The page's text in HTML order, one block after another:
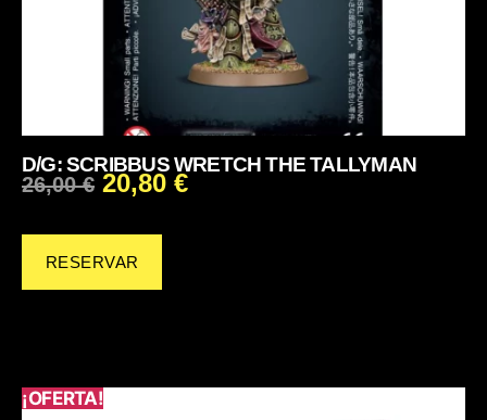
D/G: SCRIBBUS WRETCH THE TALLYMAN
26,00€ 20,80 €
RESERVAR
¡OFERTA!